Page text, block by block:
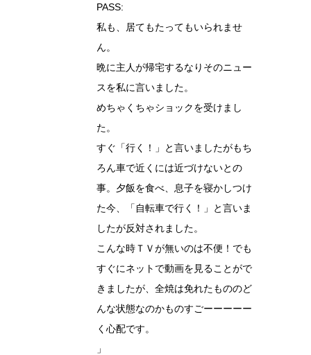
PASS:
私も、居てもたってもいられませ
ん。
晩に主人が帰宅するなりそのニュー
スを私に言いました。
めちゃくちゃショックを受けまし
た。
すぐ「行く！」と言いましたがもち
ろん車で近くには近づけないとの
事。夕飯を食べ、息子を寝かしつけ
た今、「自転車で行く！」と言いま
したが反対されました。
こんな時ＴＶが無いのは不便！でも
すぐにネットで動画を見ることがで
きましたが、全焼は免れたもののど
んな状態なのかものすごーーーーー
く心配です。
」